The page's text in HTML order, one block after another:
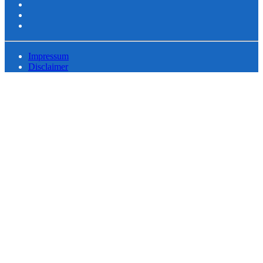
Impressum
Disclaimer